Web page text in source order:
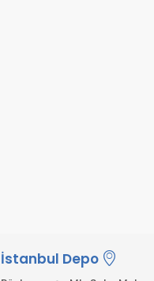
İstanbul Depo